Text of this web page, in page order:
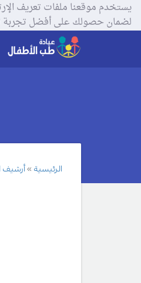
لضمان حصولك على أفضل تجربة
الرئيسية أرشيف